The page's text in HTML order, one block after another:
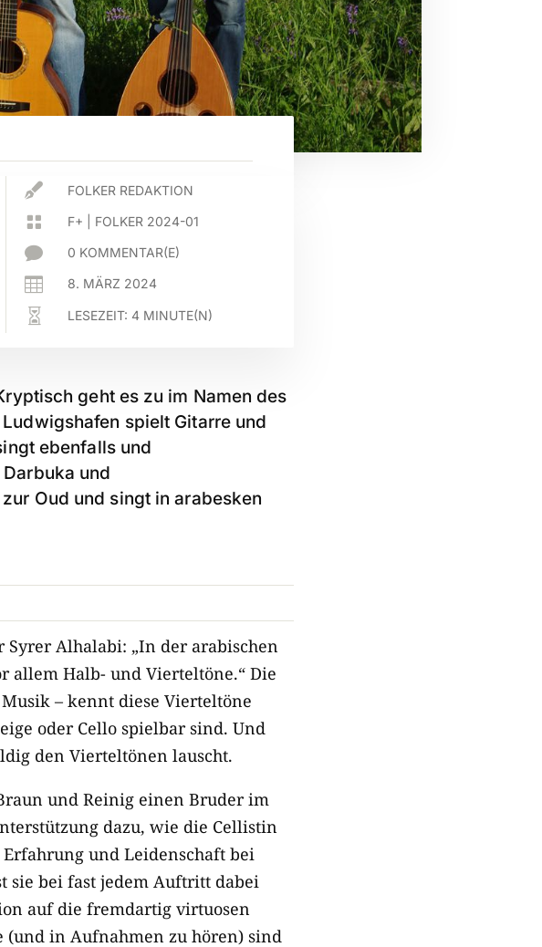
 FOLKER REDAKTION
 F+ FOLKER 2024-01
 0 KOMMENTAR(E)
 8. MÄRZ 2024
 LESEZEIT: 4 MINUTE(N)
geht es zu im Namen des
Ludwigshafen spielt Gitarre und
ebenfalls und
und
Oud und singt in arabesken
Alhalabi: „In der arabischen
allem Halb- und Vierteltöne.“ Die
– kennt diese Vierteltöne
oder Cello spielbar sind. Und
den Vierteltönen lauscht.
und Reinig einen Bruder im
dazu, wie die Cellistin
und Leidenschaft bei
sie bei fast jedem Auftritt dabei
auf die fremdartig virtuosen
(und in Aufnahmen zu hören) sind